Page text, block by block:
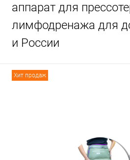
аппарат для
лимфодренажа для
и России
Хит продаж